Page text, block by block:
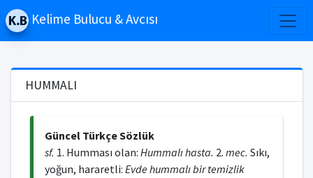
Kelime Bulucu & Avcısı
HUMMALI
Güncel Türkçe Sözlük
sf. 1. Humması olan: Hummalı hasta. 2. mec. Sıkı,
yoğun, hararetli: Evde hummalı bir temizlik